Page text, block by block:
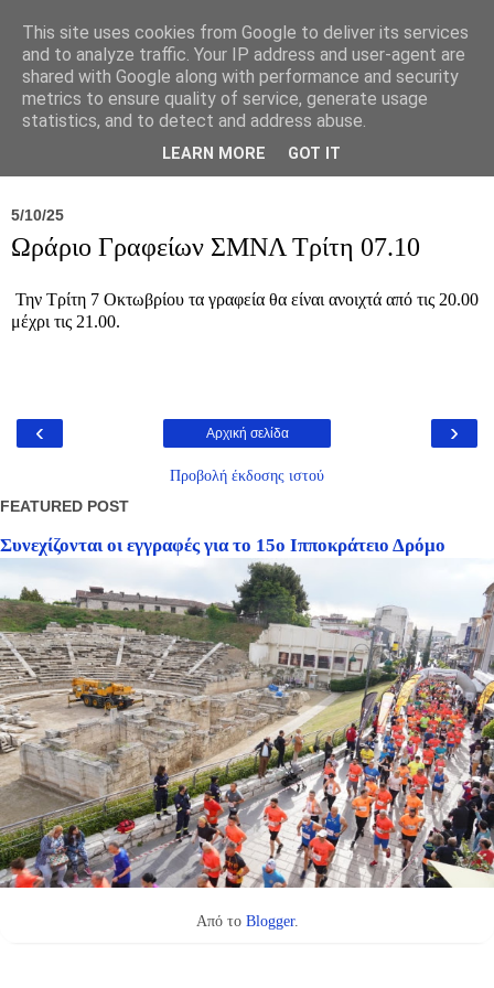
Σύλλογος Ιπποκράτειος
5/10/25
Ωράριο Γραφείων ΣΜΝΛ Τρίτη 07.10
Την Τρίτη 7 Οκτωβρίου τα γραφεία θα είναι ανοιχτά από τις 20.00
μέχρι τις 21.00.
‹ ›
Αρχική σελίδα
Προβολή έκδοσης ιστού
FEATURED POST
Συνεχίζονται οι εγγραφές για το 15ο Ιπποκράτειο Δρόμο
Από το Blogger.
This site uses cookies from Google to deliver its services
and to analyze traffic. Your IP address and user-agent are
shared with Google along with performance and security
metrics to ensure quality of service, generate usage
statistics, and to detect and address abuse.
LEARN MORE GOT IT